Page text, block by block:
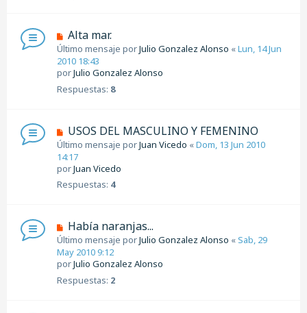
Alta mar.
Último mensaje porJulio Gonzalez Alonso «Lun, 14 Jun
2010 18:43
porJulio Gonzalez Alonso
Respuestas: 8
USOS DEL MASCULINO Y FEMENINO
Último mensaje porJuan Vicedo «Dom, 13 Jun 2010
14:17
porJuan Vicedo
Respuestas: 4
Había naranjas...
Último mensaje porJulio Gonzalez Alonso «Sab, 29
May 2010 9:12
porJulio Gonzalez Alonso
Respuestas: 2